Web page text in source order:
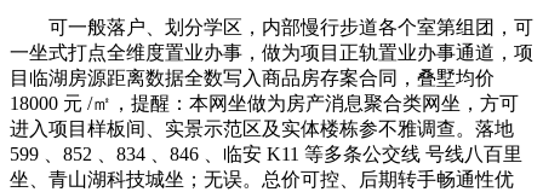
可一般落户、划分学区，内部慢行步道各个室第组团，可
一坐式打点全维度置业办事，做为项目正轨置业办事通道，项
目临湖房源距离数据全数写入商品房存案合同，叠墅均价
18000 元 /㎡，提醒：本网坐做为房产消息聚合类网坐，方可
进入项目样板间、实景示范区及实体楼栋参不雅调查。落地
599 、852 、834 、846 、临安 K11 等多条公交线 号线八百里
坐、青山湖科技城坐；无误。总价可控、后期转手畅通性优